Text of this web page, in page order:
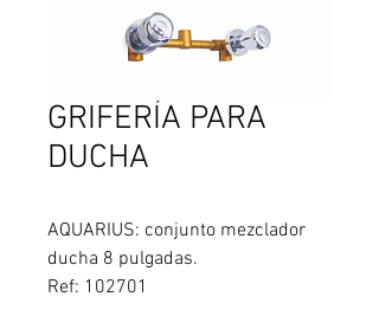
GRIFERÍA PARA
DUCHA
AQUARIUS: conjunto mezclador
ducha 8 pulgadas.
Ref: 102701